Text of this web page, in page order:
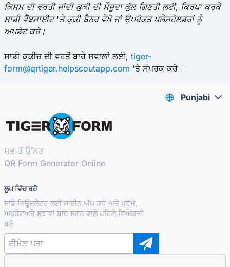
ਕਿਸਮ ਦੀ ਵਰਤੀ ਜਾਂਦੀ ਕੁਕੀ ਦੀ ਮੌਜੂਦਾ ਕੁੱਲ ਗਿਣਤੀ ਲਈ, ਕਿਰਪਾ ਕਰਕੇ
ਸਾਡੀ ਵੈੱਬਸਾਈਟ 'ਤੇ ਕੁਕੀ ਬੈਨਰ ਵੇਖੋ ਜਾਂ ਉਪਰੋਕਤ ਪਲੇਸਹੋਲਡਰਾਂ ਨੂੰ
ਅਪਡੇਟ ਕਰੋ।
ਸਾਡੀ ਕੁਕੀਜ਼ ਦੀ ਵਰਤੋਂ ਬਾਰੇ ਸਵਾਲਾਂ ਲਈ, tiger-
form@qrtiger.helpscoutapp.com 'ਤੇ ਸੰਪਰਕ ਕਰੋ।
ਸਭ ਤੋਂ ਉੱਨਤ
QR Form Generator Online
ਲੂਪ ਵਿੱਚ ਰਹੋ
ਸਾਡੇ ਨਿਊਜ਼ਲੈਟਰ ਲਈ ਸਾਈਨ ਅੱਪ ਕਰੋ ਅਤੇ ਪ੍ਰੋਮੋ,
ਅਪਡੇਟਅਤੇ ਸੁਝਾਵਾਂ ਬਾਰੇ ਸੁਣਨ ਵਾਲੇ ਪਹਿਲੇ ਵਿਅਕਤੀ
ਬਣੋ
Punjabi